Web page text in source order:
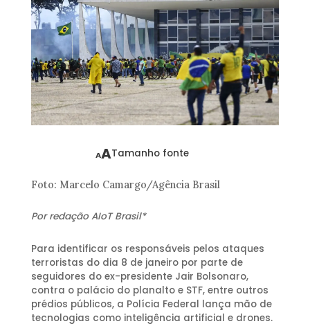
AATamanho fonte
Foto: Marcelo Camargo/Agência Brasil
Por redação AIoT Brasil*
Para identificar os responsáveis pelos ataques
terroristas do dia 8 de janeiro por parte de
seguidores do ex-presidente Jair Bolsonaro,
contra o palácio do planalto e STF, entre outros
prédios públicos, a Polícia Federal lança mão de
tecnologias como inteligência artificial e drones.